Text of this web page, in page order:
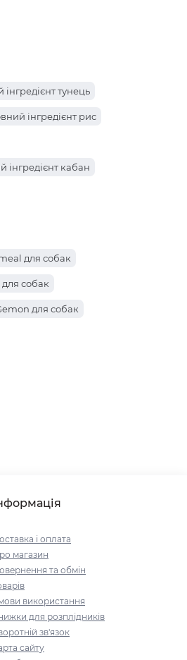
тунець
інгредієнт рис
кабан
для собак
собак
для собак
і оплата
магазин
та обмін
використання
для розплідників
зв'язок
сайту